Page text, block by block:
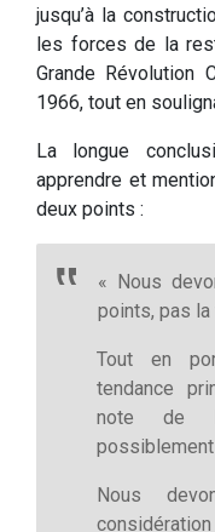
jusqu’à la
les forces de la
Grande Révolution
1966, tout en
La longue
apprendre et
deux points :
« Nous
points, pas la
Tout en
tendance
note de
Nous